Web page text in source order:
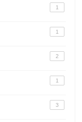
1
1
2
1
3